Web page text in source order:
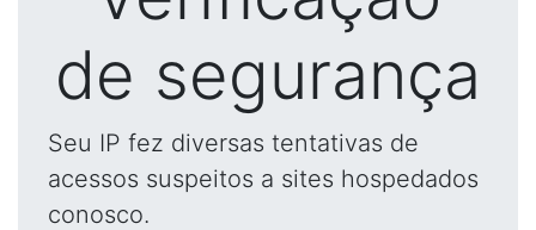
de segurança
Seu IP fez diversas tentativas de
acessos suspeitos a sites hospedados
conosco.